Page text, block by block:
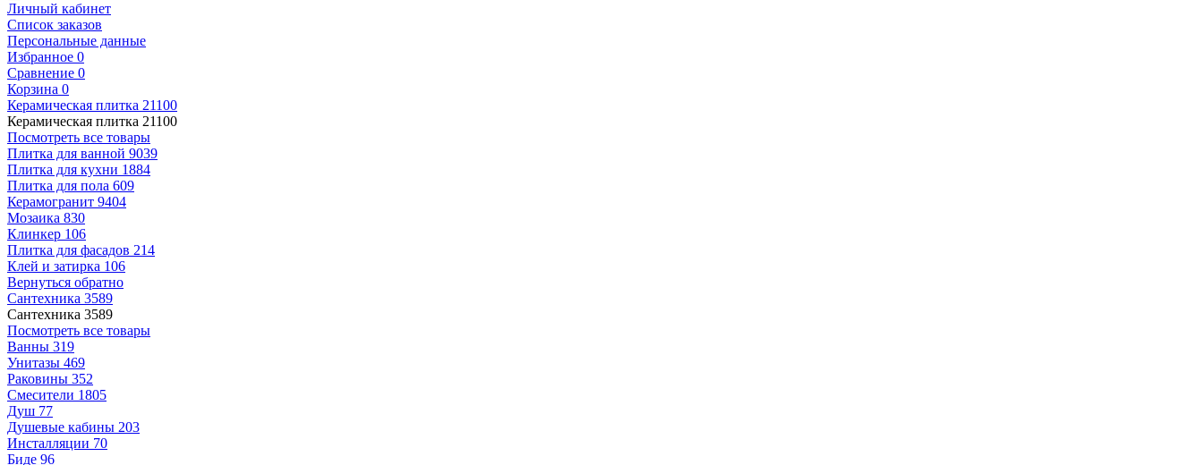
Личный кабинет
Список заказов
Персональные данные
Избранное 0
Сравнение 0
Корзина 0
Керамическая плитка 21100
Керамическая плитка 21100
Посмотреть все товары
Плитка для ванной 9039
Плитка для кухни 1884
Плитка для пола 609
Керамогранит 9404
Мозаика 830
Клинкер 106
Плитка для фасадов 214
Клей и затирка 106
Вернуться обратно
Сантехника 3589
Сантехника 3589
Посмотреть все товары
Ванны 319
Унитазы 469
Раковины 352
Смесители 1805
Душ 77
Душевые кабины 203
Инсталляции 70
Биде 96